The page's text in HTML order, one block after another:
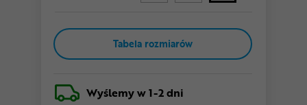
Tabela rozmiarów
Wyślemyw 1-2 dni